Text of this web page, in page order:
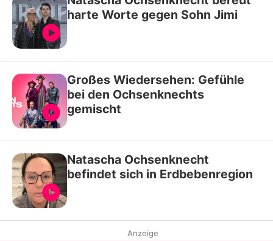
harte Worte gegen Sohn Jimi
Großes Wiedersehen: Gefühle
bei den Ochsenknechts
gemischt
Natascha Ochsenknecht
befindet sich in Erdbebenregion
Anzeige